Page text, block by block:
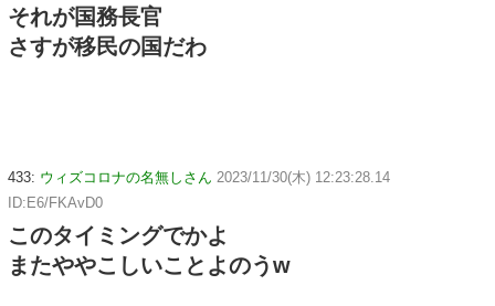
それが国務長官
さすが移民の国だわ
433: ウィズコロナの名無しさん 2023/11/30(木) 12:23:28.14
ID:E6/FKAvD0
このタイミングでかよ
またややこしいことよのうw